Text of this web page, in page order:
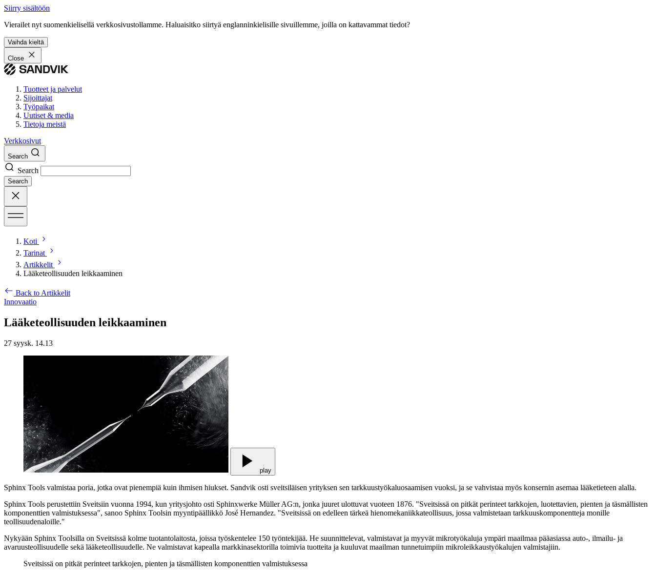
Siirry sisältöön
Vierailet nyt suomenkielisellä verkkosivustollamme. Haluaisitko siirtyä englanninkielisille sivuillemme, joilla on kattavammat tiedot?
Vaihda kieltä
Close
Tuotteet ja palvelut
Sijoittajat
Työpaikat
Uutiset & media
Tietoja meistä
Verkkosivut
Search
Search
Search
Koti
Tarinat
Artikkelit
Lääketeollisuuden leikkaaminen
Back to Artikkelit
Innovaatio
Lääketeollisuuden leikkaaminen
27 syysk. 14.13
play
Sphinx Tools valmistaa poria, jotka ovat pienempiä kuin ihmisen hiukset. Sandvik osti sveitsiläisen yrityksen sen tarkkuustyökaluosaamisen vuoksi, ja se vahvistaa myös konsernin asemaa lääketieteen alalla.
Sphinx Tools perustettiin Sveitsiin vuonna 1994, kun yritysjohto osti Sphinxwerke Müller AG:n, jonka juuret ulottuvat vuoteen 1876. "Sveitsissä on pitkät perinteet tarkkojen, luotettavien, pienten ja täsmällisten
komponenttien valmistuksessa", sanoo Sphinx Toolsin myyntipäällikkö José Hernandez. "Sveitsissä on edelleen tärkeä hienomekaniikkateollisuus, jossa valmistetaan tarkkuuskomponentteja monille
teollisuudenaloille."
Nykyään Sphinx Toolsilla on Sveitsissä kolme tuotantolaitosta, joissa työskentelee 150 työntekijää. He suunnittelevat, valmistavat ja myyvät mikrotyökaluja ympäri maailmaa pääasiassa auto-, ilmailu- ja
avaruusteollisuudelle sekä lääketeollisuudelle. Ne valmistavat kapealla markkinasektorilla toimivia tuotteita ja kuuluvat maailman tunnetuimpiin mikroleikkaustyökalujen valmistajiin.
Sveitsissä on pitkät perinteet tarkkojen, pienten ja täsmällisten komponenttien valmistuksessa